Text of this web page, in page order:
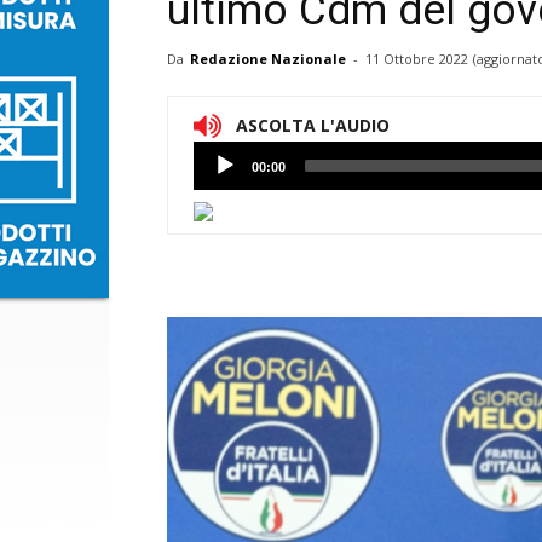
ultimo Cdm del
Da Redazione Nazionale - 11 Ottobre 2022
ASCOLTA L'AUDIO
Lettore
Audio
00:00